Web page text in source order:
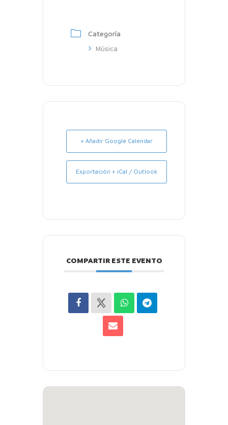
Categoría
Música
+ Añadir Google Calendar
Exportación + iCal / Outlook
COMPARTIR ESTE EVENTO